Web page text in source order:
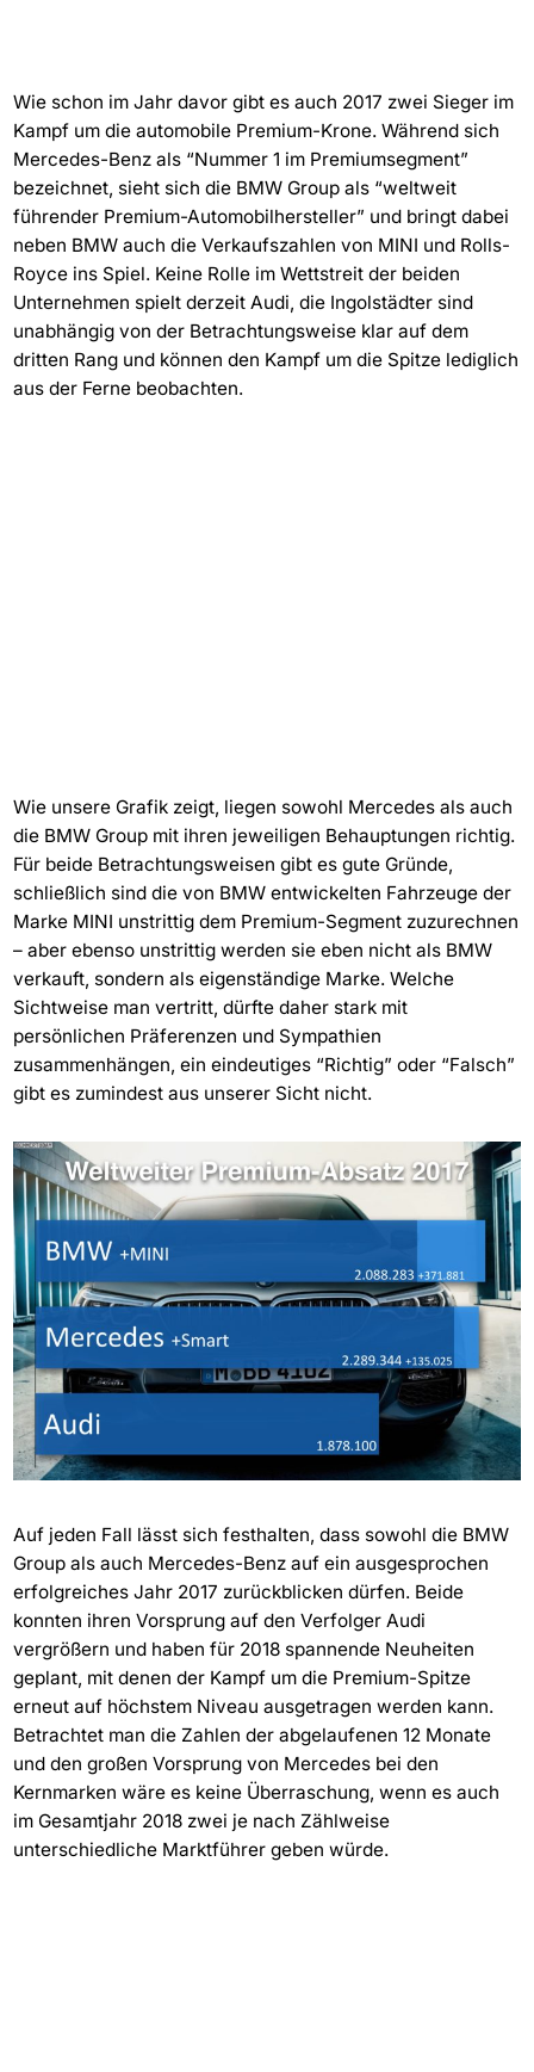
Wie schon im Jahr davor gibt es auch 2017 zwei Sieger im
Kampf um die automobile Premium-Krone. Während sich
Mercedes-Benz als “Nummer 1 im Premiumsegment”
bezeichnet, sieht sich die BMW Group als “weltweit
führender Premium-Automobilhersteller” und bringt dabei
neben BMW auch die Verkaufszahlen von MINI und Rolls-
Royce ins Spiel. Keine Rolle im Wettstreit der beiden
Unternehmen spielt derzeit Audi, die Ingolstädter sind
unabhängig von der Betrachtungsweise klar auf dem
dritten Rang und können den Kampf um die Spitze lediglich
aus der Ferne beobachten.
Wie unsere Grafik zeigt, liegen sowohl Mercedes als auch
die BMW Group mit ihren jeweiligen Behauptungen richtig.
Für beide Betrachtungsweisen gibt es gute Gründe,
schließlich sind die von BMW entwickelten Fahrzeuge der
Marke MINI unstrittig dem Premium-Segment zuzurechnen
– aber ebenso unstrittig werden sie eben nicht als BMW
verkauft, sondern als eigenständige Marke. Welche
Sichtweise man vertritt, dürfte daher stark mit
persönlichen Präferenzen und Sympathien
zusammenhängen, ein eindeutiges “Richtig” oder “Falsch”
gibt es zumindest aus unserer Sicht nicht.
Auf jeden Fall lässt sich festhalten, dass sowohl die BMW
Group als auch Mercedes-Benz auf ein ausgesprochen
erfolgreiches Jahr 2017 zurückblicken dürfen. Beide
konnten ihren Vorsprung auf den Verfolger Audi
vergrößern und haben für 2018 spannende Neuheiten
geplant, mit denen der Kampf um die Premium-Spitze
erneut auf höchstem Niveau ausgetragen werden kann.
Betrachtet man die Zahlen der abgelaufenen 12 Monate
und den großen Vorsprung von Mercedes bei den
Kernmarken wäre es keine Überraschung, wenn es auch
im Gesamtjahr 2018 zwei je nach Zählweise
unterschiedliche Marktführer geben würde.